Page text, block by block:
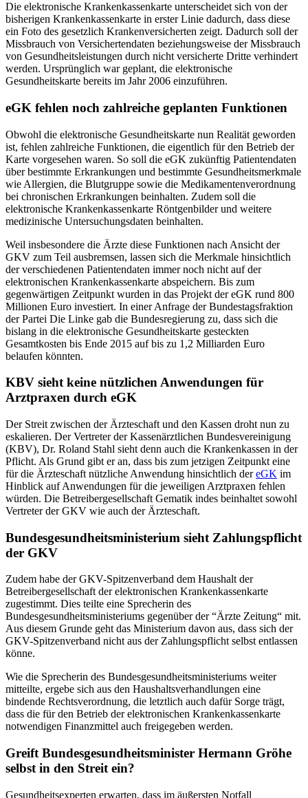
Die elektronische Krankenkassenkarte unterscheidet sich von der
bisherigen Krankenkassenkarte in erster Linie dadurch, dass diese
ein Foto des gesetzlich Krankenversicherten zeigt. Dadurch soll der
Missbrauch von Versichertendaten beziehungsweise der Missbrauch
von Gesundheitsleistungen durch nicht versicherte Dritte verhindert
werden. Ursprünglich war geplant, die elektronische
Gesundheitskarte bereits im Jahr 2006 einzuführen.
eGK fehlen noch zahlreiche geplanten Funktionen
Obwohl die elektronische Gesundheitskarte nun Realität geworden
ist, fehlen zahlreiche Funktionen, die eigentlich für den Betrieb der
Karte vorgesehen waren. So soll die eGK zukünftig Patientendaten
über bestimmte Erkrankungen und bestimmte Gesundheitsmerkmale
wie Allergien, die Blutgruppe sowie die Medikamentenverordnung
bei chronischen Erkrankungen beinhalten. Zudem soll die
elektronische Krankenkassenkarte Röntgenbilder und weitere
medizinische Untersuchungsdaten beinhalten.
Weil insbesondere die Ärzte diese Funktionen nach Ansicht der
GKV zum Teil ausbremsen, lassen sich die Merkmale hinsichtlich
der verschiedenen Patientendaten immer noch nicht auf der
elektronischen Krankenkassenkarte abspeichern. Bis zum
gegenwärtigen Zeitpunkt wurden in das Projekt der eGK rund 800
Millionen Euro investiert. In einer Anfrage der Bundestagsfraktion
der Partei Die Linke gab die Bundesregierung zu, dass sich die
bislang in die elektronische Gesundheitskarte gesteckten
Gesamtkosten bis Ende 2015 auf bis zu 1,2 Milliarden Euro
belaufen könnten.
KBV sieht keine nützlichen Anwendungen für
Arztpraxen durch eGK
Der Streit zwischen der Ärzteschaft und den Kassen droht nun zu
eskalieren. Der Vertreter der Kassenärztlichen Bundesvereinigung
(KBV), Dr. Roland Stahl sieht denn auch die Krankenkassen in der
Pflicht. Als Grund gibt er an, dass bis zum jetzigen Zeitpunkt eine
für die Ärzteschaft nützliche Anwendung hinsichtlich dereGK im
Hinblick auf Anwendungen für die jeweiligen Arztpraxen fehlen
würden. Die Betreibergesellschaft Gematik indes beinhaltet sowohl
Vertreter der GKV wie auch der Ärzteschaft.
Bundesgesundheitsministerium sieht Zahlungspflicht
der GKV
Zudem habe der GKV-Spitzenverband dem Haushalt der
Betreibergesellschaft der elektronischen Krankenkassenkarte
zugestimmt. Dies teilte eine Sprecherin des
Bundesgesundheitsministeriums gegenüber der “Ärzte Zeitung“ mit.
Aus diesem Grunde geht das Ministerium davon aus, dass sich der
GKV-Spitzenverband nicht aus der Zahlungspflicht selbst entlassen
könne.
Wie die Sprecherin des Bundesgesundheitsministeriums weiter
mitteilte, ergebe sich aus den Haushaltsverhandlungen eine
bindende Rechtsverordnung, die letztlich auch dafür Sorge trägt,
dass die für den Betrieb der elektronischen Krankenkassenkarte
notwendigen Finanzmittel auch freigegeben werden.
Greift Bundesgesundheitsminister Hermann Gröhe
selbst in den Streit ein?
Gesundheitsexperten erwarten, dass im äußersten Notfall